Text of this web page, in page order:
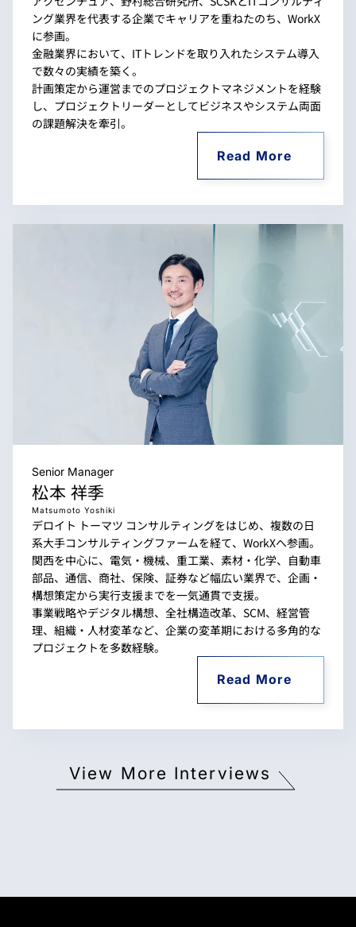
ング業界を代表する企業でキャリアを重ねたのち、WorkX
に参画。
金融業界において、ITトレンドを取り入れたシステム導入
で数々の実績を築く。
計画策定から運営までのプロジェクトマネジメントを経験
し、プロジェクトリーダーとしてビジネスやシステム両面
の課題解決を牽引。
Read More
Senior Manager
松本 祥季
Matsumoto Yoshiki
デロイト トーマツ コンサルティングをはじめ、複数の日
系大手コンサルティングファームを経て、WorkXへ参画。
関西を中心に、電気・機械、重工業、素材・化学、自動車
部品、通信、商社、保険、証券など幅広い業界で、企画・
構想策定から実行支援までを一気通貫で支援。
事業戦略やデジタル構想、全社構造改革、SCM、経営管
理、組織・人材変革など、企業の変革期における多角的な
プロジェクトを多数経験。
Read More
View More Interviews